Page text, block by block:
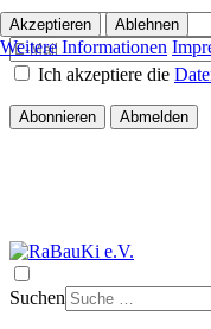
Ich akzeptiere die
Abonnieren Abmelden
Suchen
Akzeptieren Ablehnen
Weitere Informationen